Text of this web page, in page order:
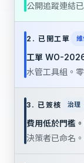
公開追蹤連結
2. 已開工單
工單 WO-
水管工具組。
3. 已簽核 治理
費用低於門檻
決策者已命名